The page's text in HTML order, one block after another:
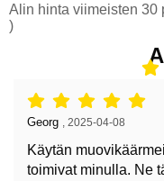
Alin hinta viimeisten 30
)
Arvostelu: 5 tähdet / 5,
Arvostelun kirjoittaja:
Georg 2025-04-08
Käytän
toimivat minulla. Ne